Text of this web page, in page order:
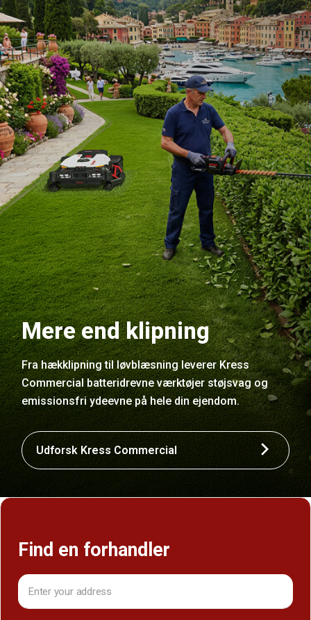
Mere end klipning
Fra hækklipning til løvblæsning leverer Kress
Commercial batteridrevne værktøjer støjsvag og
emissionsfri ydeevne på hele din ejendom.
Udforsk Kress Commercial
Find en forhandler